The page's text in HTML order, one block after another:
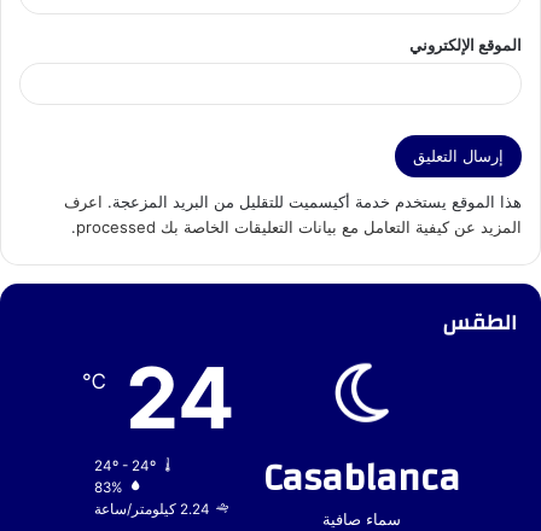
الموقع الإلكتروني
هذا الموقع يستخدم خدمة أكيسميت للتقليل من البريد المزعجة. اعرف
المزيد عن كيفية التعامل مع بيانات التعليقات الخاصة بك processed
.
الطقس
Casablanca
سماء صافية
24
℃
24º - 24º
83%
2.24 كيلومتر/ساعة